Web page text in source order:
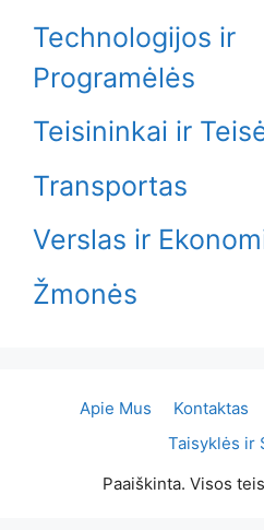
Technologijos ir
Programėlės
Teisininkai ir
Transportas
Verslas ir
Žmonės
Apie Mus Kontaktas
Taisyklės ir
Paaiškinta. Visos